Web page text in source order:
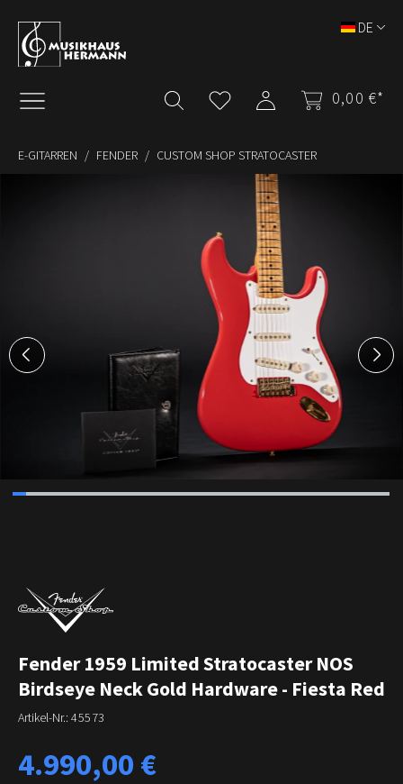
Zum Hauptinhalt springen
0,00 €*
DE
E-GITARREN FENDER CUSTOM SHOP STRATOCASTER
Fender 1959 Limited Stratocaster NOS
Birdseye Neck Gold Hardware - Fiesta Red
Artikel-Nr.: 45573
Regulärer Preis:
4.990,00 €